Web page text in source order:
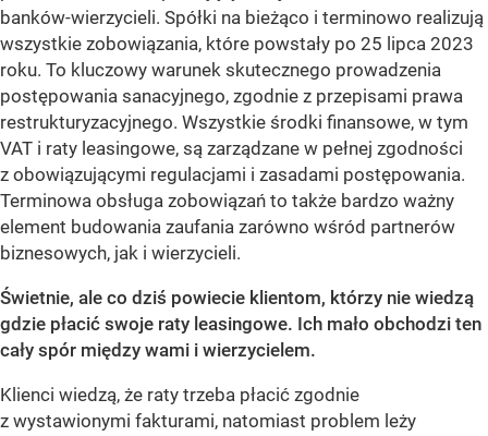
banków-wierzycieli. Spółki na bieżąco i terminowo realizują
wszystkie zobowiązania, które powstały po 25 lipca 2023
roku. To kluczowy warunek skutecznego prowadzenia
postępowania sanacyjnego, zgodnie z przepisami prawa
restrukturyzacyjnego. Wszystkie środki finansowe, w tym
VAT i raty leasingowe, są zarządzane w pełnej zgodności
z obowiązującymi regulacjami i zasadami postępowania.
Terminowa obsługa zobowiązań to także bardzo ważny
element budowania zaufania zarówno wśród partnerów
biznesowych, jak i wierzycieli.
Świetnie, ale co dziś powiecie klientom, którzy nie wiedzą
gdzie płacić swoje raty leasingowe. Ich mało obchodzi ten
cały spór między wami i wierzycielem.
Klienci wiedzą, że raty trzeba płacić zgodnie
z wystawionymi fakturami, natomiast problem leży